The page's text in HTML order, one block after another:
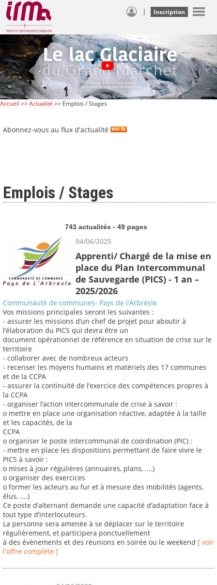
| Inscription
Accueil >>Actualité >> Emplois / Stages
Abonnez-vous au flux d'actualité
Emplois / Stages
743 actualités - 49 pages
04/06/2025
Apprenti/ Chargé de la mise en
place du Plan Intercommunal
de Sauvegarde (PICS) - 1 an –
2025/2026
Communauté de communes- Pays de l'Arbresle
Vos missions principales seront les suivantes :
- assurer les missions d’un chef de projet pour aboutir à
l’élaboration du PICS qui devra être un
document opérationnel de référence en situation de crise sur le
territoire
- collaborer avec de nombreux acteurs
- recenser les moyens humains et matériels des 17 communes
et de la CCPA
- assurer la continuité de l’exercice des compétences propres à
la CCPA
- organiser l’action intercommunale de crise à savoir :
o mettre en place une organisation réactive, adaptée à la taille
et les capacités, de la
CCPA
o organiser le poste intercommunal de coordination (PIC) :
- mettre en place les dispositions permettant de faire vivre le
PICS à savoir :
o mises à jour régulières (annuaires, plans, ....)
o organiser des exercices
o former les acteurs au fur et à mesure des mobilités (agents,
élus, ....)
Ce poste d’alternant demande une capacité d’adaptation face à
tout type d’interlocuteurs.
La personne sera amenée à se déplacer sur le territoire
régulièrement, et participera ponctuellement
à des évènements et des réunions en soirée ou le weekend [ voir
l'offre complète ]